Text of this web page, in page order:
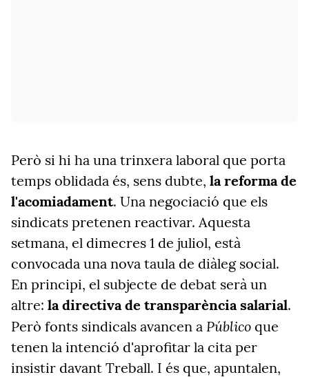
Però si hi ha una trinxera laboral que porta
temps oblidada és, sens dubte, la reforma de
l'acomiadament. Una negociació que els
sindicats pretenen reactivar. Aquesta
setmana, el dimecres 1 de juliol, està
convocada una nova taula de diàleg social.
En principi, el subjecte de debat serà un
altre: la directiva de transparència salarial.
Però fonts sindicals avancen a Público que
tenen la intenció d'aprofitar la cita per
insistir davant Treball. I és que, apuntalen,